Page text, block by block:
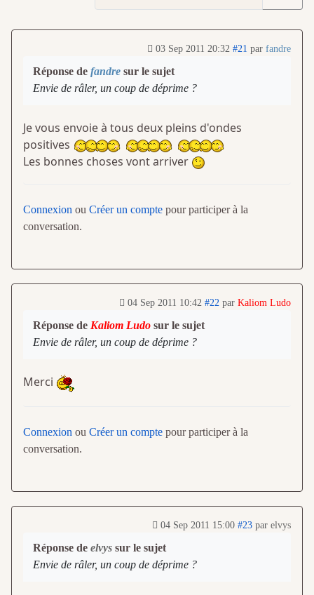
03 Sep 2011 20:32 #21 par fandre
Réponse de fandre sur le sujet
Envie de râler, un coup de déprime ?
Je vous envoie à tous deux pleins d'ondes
positives
Les bonnes choses vont arriver
Connexion ou Créer un compte pour participer à la
conversation.
04 Sep 2011 10:42 #22 par Kaliom Ludo
Réponse de Kaliom Ludo sur le sujet
Envie de râler, un coup de déprime ?
Merci
Connexion ou Créer un compte pour participer à la
conversation.
04 Sep 2011 15:00 #23 par elvys
Réponse de elvys sur le sujet
Envie de râler, un coup de déprime ?